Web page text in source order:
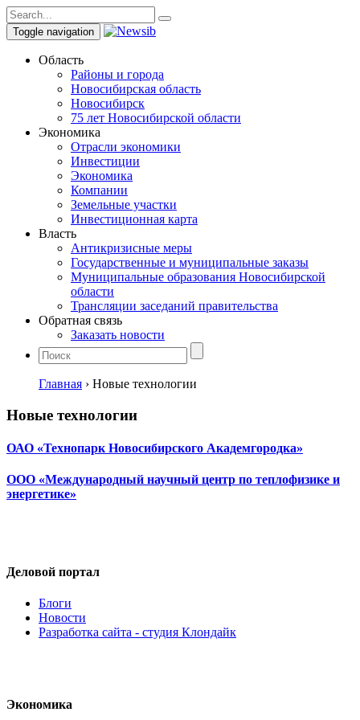
Toggle navigation
Область
Районы и города
Новосибирская область
Новосибирск
75 лет Новосибирской области
Экономика
Отрасли экономики
Инвестиции
Экономика
Компании
Земельные участки
Инвестиционная карта
Власть
Антикризисные меры
Государственные и муниципальные заказы
Муниципальные образования Новосибирской
области
Трансляции заседаний правительства
Обратная связь
Заказать новости
Главная › Новые технологии
Новые технологии
ОАО «Технопарк Новосибирского Академгородка»
ООО «Международный научный центр по теплофизике и
энергетике»
Деловой портал
Блоги
Новости
Разработка сайта - студия Клондайк
Экономика